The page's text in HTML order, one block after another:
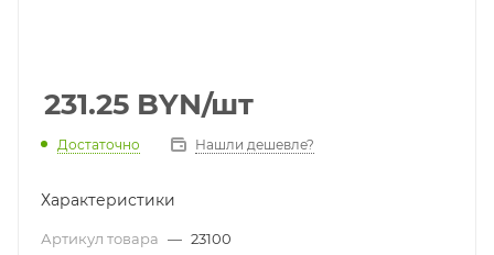
231.25 BYN/шт
Достаточно Нашли дешевле?
Характеристики
Артикул товара — 23100